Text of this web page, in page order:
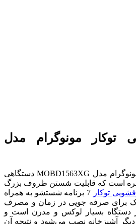
توکار مونوگرام مدل
ماشین ظرفشویی توکار مونوگرام مدل MOBD1563XG دستگاهی
با ظرفیت 12 تا 14 نفره است که قابلیت شستن ظروف بزرگ
توکار
7 برنامه شستشو به همراه
هریک برای صرفه جویی در زمان و مصرف
دستگاه بسیار لوکس و مدرن است و
درب آن مطابق با پنل‌های دیگر آشپزخانه نصب می‌‎شود و نتیجه آن